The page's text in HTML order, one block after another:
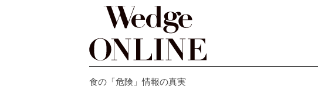
食の「危険」情報の真実